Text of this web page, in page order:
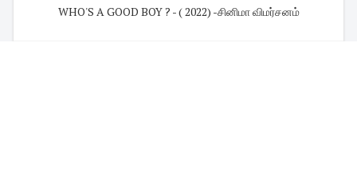
WHO'S A GOOD BOY ? - ( 2022) -சினிமா விமர்சனம்